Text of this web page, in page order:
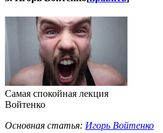
Самая спокойная лекция
Войтенко
Основная статья: Игорь Войтенко